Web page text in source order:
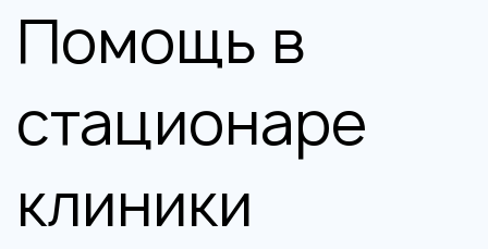
Помощь в
стационаре
клиники